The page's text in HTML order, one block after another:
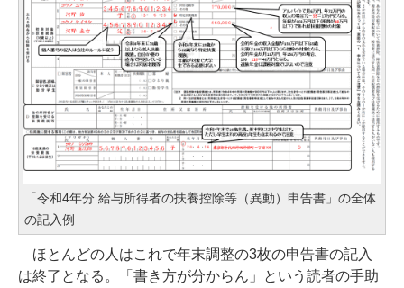
「令和4年分 給与所得者の扶養控除等（異動）申告書」の全体
の記入例
ほとんどの人はこれで年末調整の3枚の申告書の記入
は終了となる。「書き方が分からん」という読者の手助